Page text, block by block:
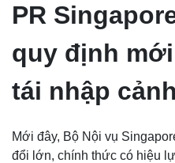
PR
quy định
tái nhập
Mới đây, Bộ Nội vụ
đổi lớn, chính thức có hiệu